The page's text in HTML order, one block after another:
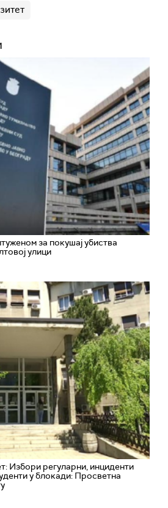
за покушај убиства
улици
Избори регуларни, инциденти
у блокади: Просветна